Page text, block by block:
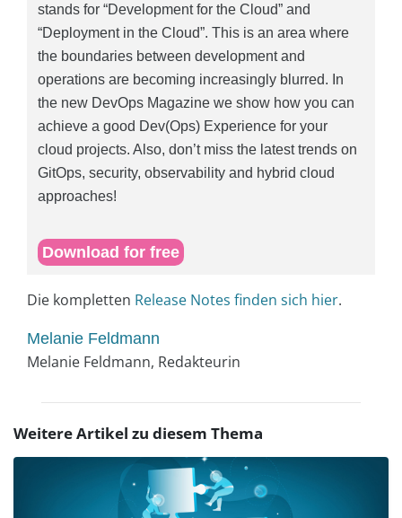
stands for “Development for the Cloud” and
“Deployment in the Cloud”. This is an area where
the boundaries between development and
operations are becoming increasingly blurred. In
the new DevOps Magazine we show how you can
achieve a good Dev(Ops) Experience for your
cloud projects. Also, don’t miss the latest trends on
GitOps, security, observability and hybrid cloud
approaches!
Download for free
Die kompletten Release Notes finden sich hier.
Melanie Feldmann
Melanie Feldmann, Redakteurin
Weitere Artikel zu diesem Thema